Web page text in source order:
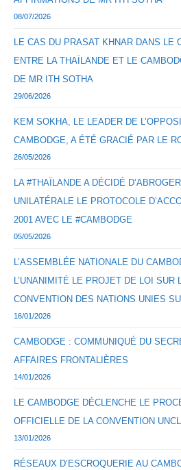
08/07/2026
LE CAS DU PRASAT KHNAR DANS LE
ENTRE LA THAÏLANDE ET LE
DE MR ITH SOTHA
29/06/2026
KEM SOKHA, LE LEADER DE
CAMBODGE, A ÉTÉ GRACIÉ PAR LE
26/05/2026
LA #THAÏLANDE A DÉCIDÉ
UNILATÉRALE LE PROTOCOLE
2001 AVEC LE #CAMBODGE
05/05/2026
L’ASSEMBLÉE NATIONALE DU
L’UNANIMITÉ LE PROJET DE LOI SUR
CONVENTION DES NATIONS UNIES
16/01/2026
CAMBODGE : COMMUNIQUÉ DU
AFFAIRES FRONTALIÈRES
14/01/2026
LE CAMBODGE DÉCLENCHE LE
OFFICIELLE DE LA CONVENTION
13/01/2026
RÉSEAUX D’ESCROQUERIE AU